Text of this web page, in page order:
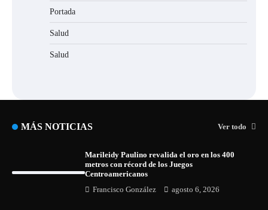
Portada
Salud
Salud
MÁS NOTICIAS Ver todo
Marileidy Paulino revalida el oro en los 400
metros con récord de los Juegos
Centroamericanos
Francisco González agosto 6, 2026